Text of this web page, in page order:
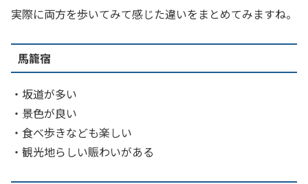
実際に両方を歩いてみて感じた違いをまとめてみますね。
馬籠宿
・坂道が多い
・景色が良い
・食べ歩きなども楽しい
・観光地らしい賑わいがある